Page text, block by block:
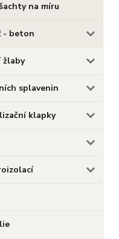
na míru
- beton
žlaby
splavenin
klapky